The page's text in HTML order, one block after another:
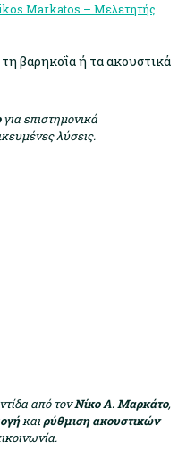
Markatos – Μελετητής
βαρηκοΐα ή τα ακουστικά
για επιστημονικά
λύσεις.
από τονΝίκο Α. Μαρκάτο,
καιρύθμιση ακουστικών